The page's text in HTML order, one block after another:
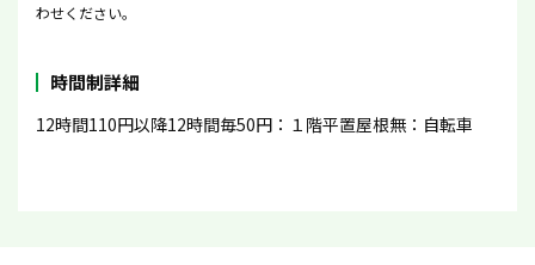
わせください。
時間制詳細
12時間110円以降12時間毎50円：１階平置屋根無：自転車